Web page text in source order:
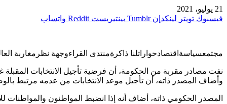
21 يوليو، 2021
فيسبوك تويتر لينكدإن بينتيريست واتساب
مجتمعسياسةاقتصادحواراتلنا ذاكرةمنتدى القراءوجهة نظرمغاربة
نفت مصادر مقربة من الحكومة، أن فرضية تأجيل الانتخابات
وأضاف المصدر ذاته، أن تأجيل موعد الانتخابات من عدمه مرتبط
المصدر الحكومي ذاته، أضاف أنه إذا انضبط المواطنون والمواطنات